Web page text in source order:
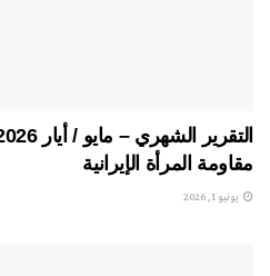
مقاومة المرأة الإيرانية
يونيو 1, 2026